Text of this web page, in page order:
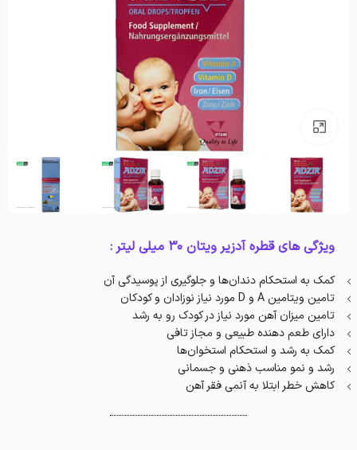
ویژگی های قطره آدزیر ویتان ۳۰ میلی لیتر :
کمک به استحکام دندان‌ها و جلوگیری از پوسیدگی آن
تامین ویتامین A و D مورد نیاز نوزادان و کودکان
تامین میزان آهن مورد نیاز در کودک رو به رشد
دارای طعم دهنده طبیعی و مجاز تافی
کمک به رشد و استحکام استخوان‌ها
رشد و نمو مناسب ذهنی و جسمانی
کاهش خطر ابتلا به آنمی فقر آهن